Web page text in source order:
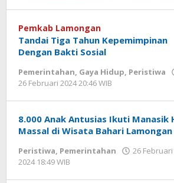
Pemkab Lamongan
Tandai Tiga Tahun Kepemimpinan
Dengan Bakti Sosial
Pemerintahan, Gaya Hidup, Peristiwa
26 Februari 2024 20:46 WIB
8.000 Anak Antusias Ikuti Manasik
Massal di Wisata Bahari Lamongan
Peristiwa, Pemerintahan
26 Februari
2024 18:49 WIB